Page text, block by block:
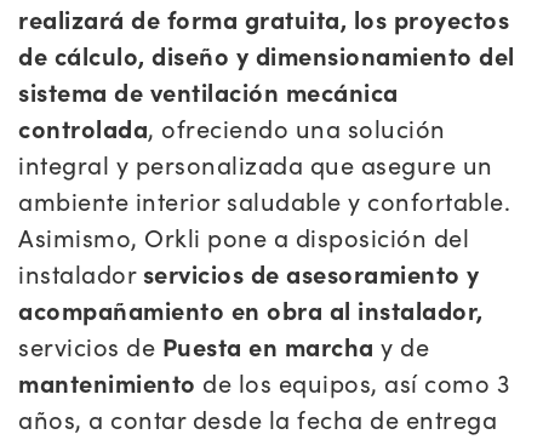
realizará de forma gratuita, los proyectos
de cálculo, diseño y dimensionamiento del
sistema de ventilación mecánica
controlada, ofreciendo una solución
integral y personalizada que asegure un
ambiente interior saludable y confortable.
Asimismo, Orkli pone a disposición del
instalador servicios de asesoramiento y
acompañamiento en obra al instalador,
servicios de Puesta en marcha y de
mantenimiento de los equipos, así como 3
años, a contar desde la fecha de entrega